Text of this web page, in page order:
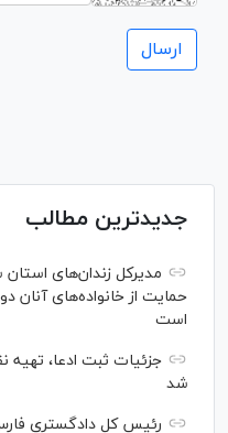
جدیدترین مطالب
مدیرکل زندان‌های استان
حمایت از خانواده‌های آنان
است
شد
رئیس کل دادگستری